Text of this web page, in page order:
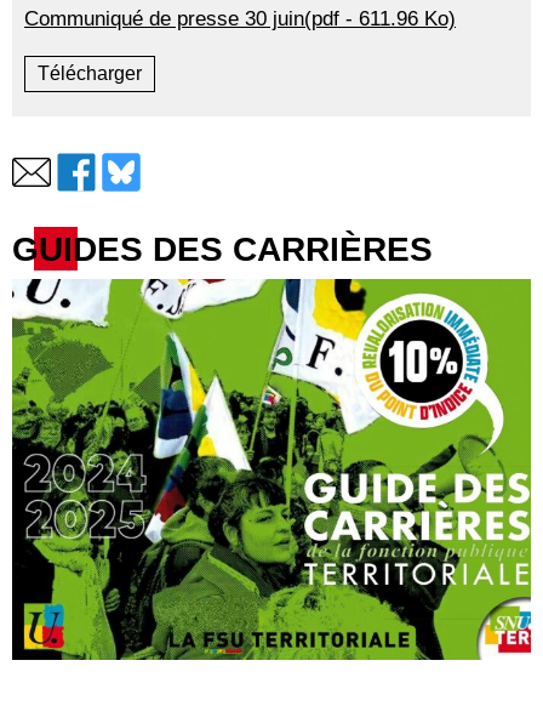
Communiqué de presse 30 juin(pdf - 611.96 Ko)
Télécharger
GUIDES DES CARRIÈRES